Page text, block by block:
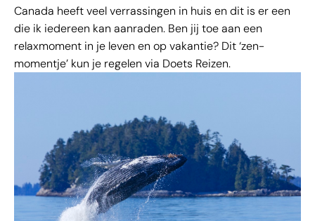
Canada heeft veel verrassingen in huis en dit is er een
die ik iedereen kan aanraden. Ben jij toe aan een
relaxmoment in je leven en op vakantie? Dit ‘zen-
momentje’ kun je regelen via Doets Reizen.